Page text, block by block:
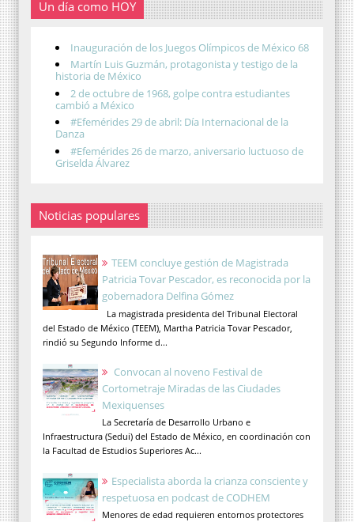
Un día como HOY
Inauguración de los Juegos Olímpicos de México 68
Martín Luis Guzmán, protagonista y testigo de la
historia de México
2 de octubre de 1968, golpe contra estudiantes
cambió a México
#Efemérides 29 de abril: Día Internacional de la
Danza
#Efemérides 26 de marzo, aniversario luctuoso de
Griselda Álvarez
Noticias populares
TEEM concluye gestión de Magistrada
Patricia Tovar Pescador, es reconocida por la
gobernadora Delfina Gómez
La magistrada presidenta del Tribunal Electoral
del Estado de México (TEEM), Martha Patricia Tovar Pescador,
rindió su Segundo Informe d...
Convocan al noveno Festival de
Cortometraje Miradas de las Ciudades
Mexiquenses
La Secretaría de Desarrollo Urbano e
Infraestructura (Sedui) del Estado de México, en coordinación con
la Facultad de Estudios Superiores Ac...
Especialista aborda la crianza consciente y
respetuosa en podcast de CODHEM
Menores de edad requieren entornos protectores